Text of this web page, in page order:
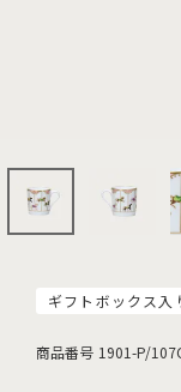
ギフトボックス入
商品番号 1901-P/